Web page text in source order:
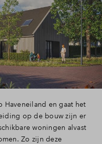
Haveneiland en gaat het
op de bouw zijn er
woningen alvast
Zo zijn deze